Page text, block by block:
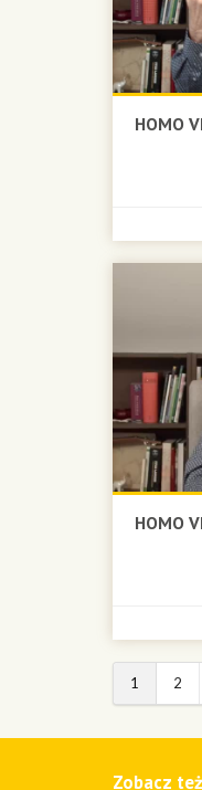
HOMO
HOMO
1 2
Zobacz też